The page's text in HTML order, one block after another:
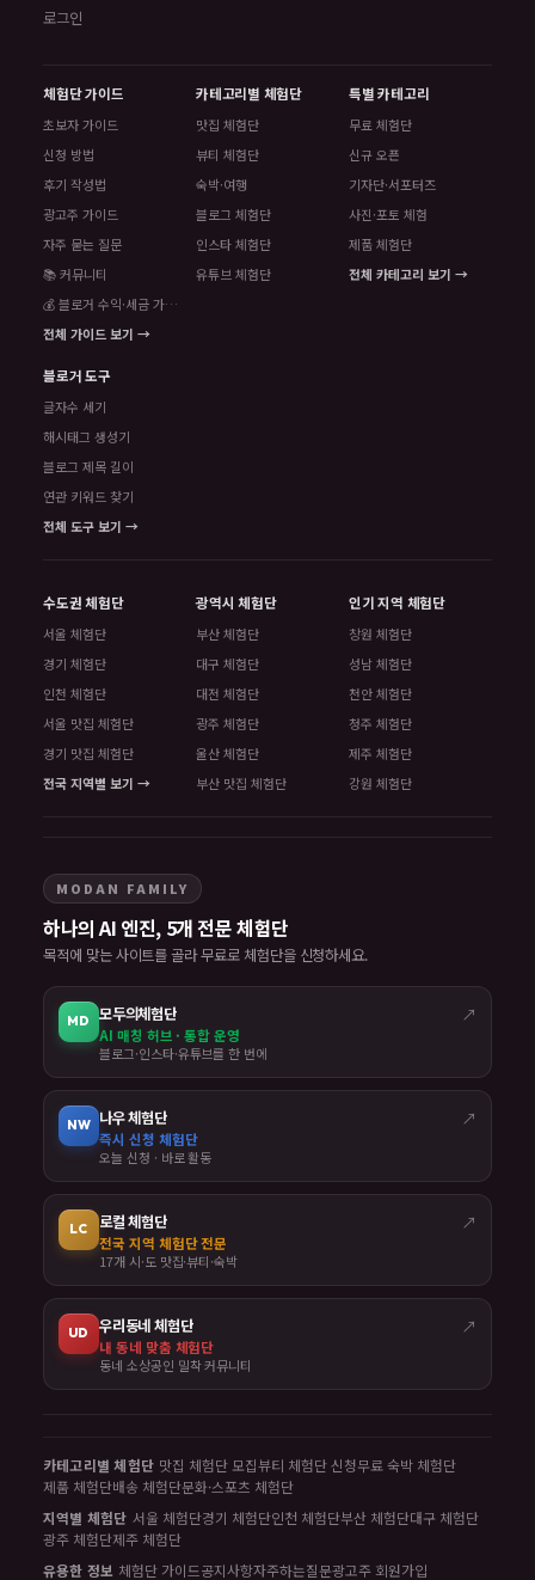
로그인
체험단 가이드
초보자 가이드
신청 방법
후기 작성법
광고주 가이드
자주 묻는 질문
📚 커뮤니티
💰 블로거 수익·세금 가이드
전체 가이드 보기 →
카테고리별 체험단
맛집 체험단
뷰티 체험단
숙박·여행
블로그 체험단
인스타 체험단
유튜브 체험단
특별 카테고리
무료 체험단
신규 오픈
기자단·서포터즈
사진·포토 체험
제품 체험단
전체 카테고리 보기 →
블로거 도구
글자수 세기
해시태그 생성기
블로그 제목 길이
연관 키워드 찾기
전체 도구 보기 →
수도권 체험단
서울 체험단
경기 체험단
인천 체험단
서울 맛집 체험단
경기 맛집 체험단
전국 지역별 보기 →
광역시 체험단
부산 체험단
대구 체험단
대전 체험단
광주 체험단
울산 체험단
부산 맛집 체험단
인기 지역 체험단
창원 체험단
성남 체험단
천안 체험단
청주 체험단
제주 체험단
강원 체험단
MODAN FAMILY
하나의 AI 엔진, 5개 전문 체험단
목적에 맞는 사이트를 골라 무료로 체험단을 신청하세요.
MD 모두의체험단 ↗
AI 매칭 허브 · 통합 운영
블로그·인스타·유튜브를 한 번에
NW 나우 체험단 ↗
즉시 신청 체험단
오늘 신청 · 바로 활동
LC 로컬 체험단 ↗
전국 지역 체험단 전문
17개 시·도 맛집·뷰티·숙박
UD 우리동네 체험단 ↗
내 동네 맞춤 체험단
동네 소상공인 밀착 커뮤니티
카테고리별 체험단 맛집 체험단 모집뷰티 체험단 신청무료 숙박 체험단
제품 체험단배송 체험단문화·스포츠 체험단
지역별 체험단 서울 체험단경기 체험단인천 체험단부산 체험단대구 체험단
광주 체험단제주 체험단
유용한 정보 체험단 가이드공지사항자주하는질문광고주 회원가입